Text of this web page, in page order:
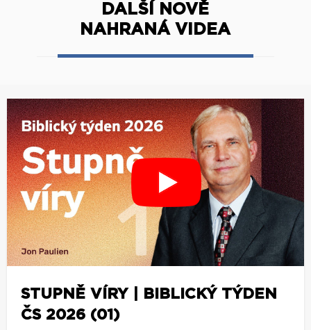
DALŠÍ NOVĚ
NAHRANÁ VIDEA
STUPNĚ VÍRY | BIBLICKÝ TÝDEN
ČS 2026 (01)